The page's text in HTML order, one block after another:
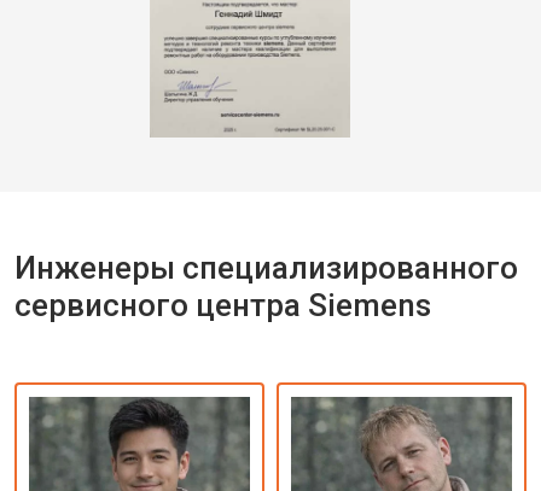
Инженеры специализированного
сервисного центра Siemens